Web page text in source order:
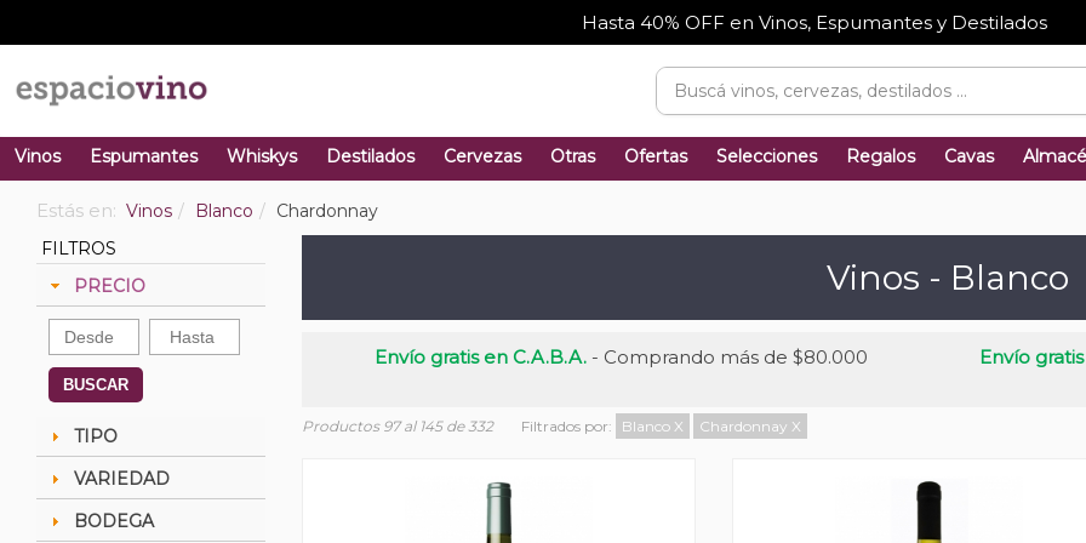
Hasta 40% OFF en Vinos, Espumantes y Destilados
Vinos Espumantes Whiskys Destilados Cervezas Otras Ofertas Selecciones Regalos Cavas
Estás en: Vinos Blanco
Chardonnay
FILTROS
PRECIO
BUSCAR
TIPO
VARIEDAD
BODEGA
Vinos - Blanco
Envío gratis en C.A.B.A. - Comprando más de $80.000 Envío
Productos 97 al 145 de 332 Filtrados por: Blanco X Chardonnay X